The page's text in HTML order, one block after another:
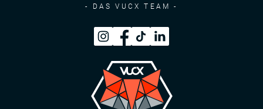
- DAS VUCX TEAM -